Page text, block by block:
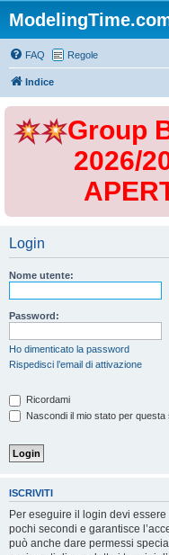
FAQ Regole
Indice
Group
2026/
Login
Nome utente:
Password:
Ho dimenticato la password
Rispedisci l’email di attivazione
Ricordami
Nascondi il mio stato per questa
ISCRIVITI
Per eseguire il login devi
pochi secondi e garantisce
può anche dare permessi